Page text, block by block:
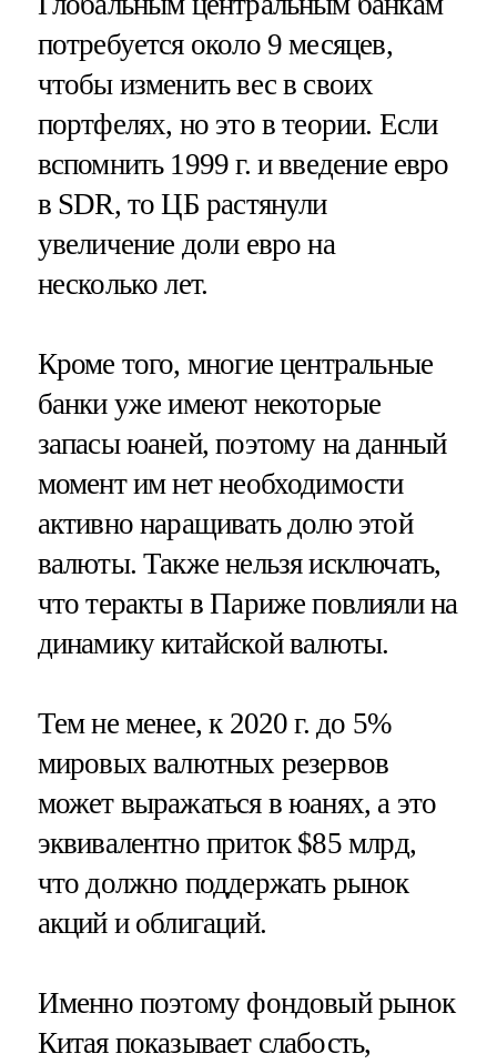
потребуется около 9 месяцев,
чтобы изменить вес в своих
портфелях, но это в теории. Если
вспомнить 1999 г. и введение евро
в SDR, то ЦБ растянули
увеличение доли евро на
несколько лет.
Кроме того, многие центральные
банки уже имеют некоторые
запасы юаней, поэтому на данный
момент им нет необходимости
активно наращивать долю этой
валюты. Также нельзя исключать,
что теракты в Париже повлияли на
динамику китайской валюты.
Тем не менее, к 2020 г. до 5%
мировых валютных резервов
может выражаться в юанях, а это
эквивалентно приток $85 млрд,
что должно поддержать рынок
акций и облигаций.
Именно поэтому фондовый рынок
Китая показывает слабость,